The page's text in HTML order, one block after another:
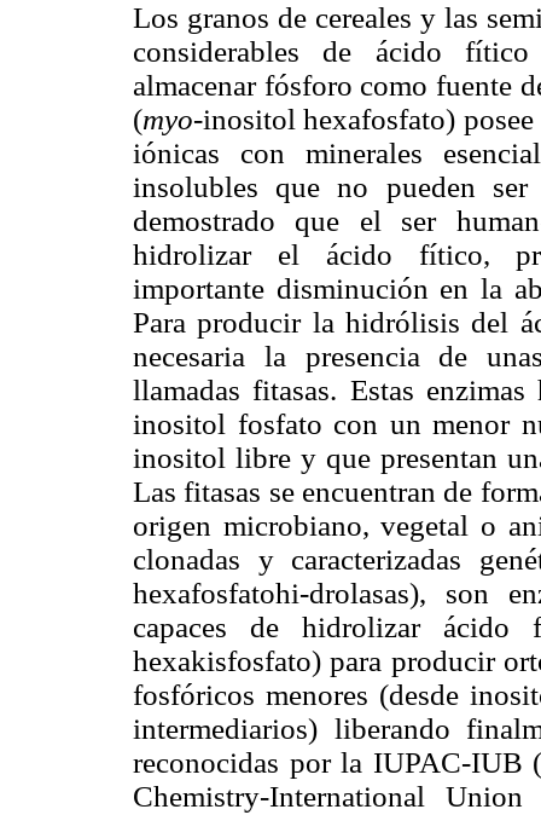
Los granos de cereales y las
considerables de ácido
almacenar fósforo como fuente
(myo-inositol hexafosfato) posee
iónicas con minerales
insolubles que no pueden
demostrado que el ser
hidrolizar el ácido fítico,
importante disminución en la
Para producir la hidrólisis del
necesaria la presencia de
llamadas fitasas. Estas
inositol fosfato con un menor
inositol libre y que presentan
Las fitasas se encuentran de
origen microbiano, vegetal o
clonadas y caracterizadas
hexafosfatohi-drolasas), son
capaces de hidrolizar ácido
hexakisfosfato) para producir
fosfóricos menores (desde
intermediarios) liberando
reconocidas por la IUPAC-IUB
Chemistry-International